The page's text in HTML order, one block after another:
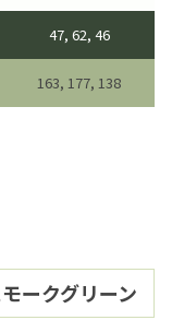
47, 62, 46
163, 177, 138
ークグリーン